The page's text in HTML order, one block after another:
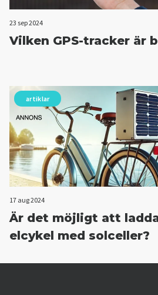
23 sep 2024
Vilken GPS-tracker är
artiklar
17 aug 2024
Är det möjligt att
elcykel med solceller?